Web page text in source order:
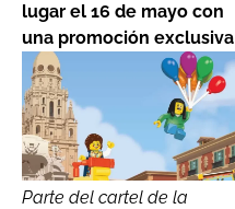
lugar el 16 de mayo con
una promoción exclusiva
Parte del cartel de la